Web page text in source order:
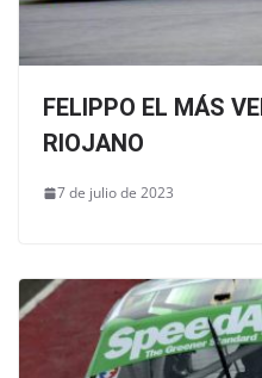
FELIPPO EL MÁS
RIOJANO
7 de julio de 2023